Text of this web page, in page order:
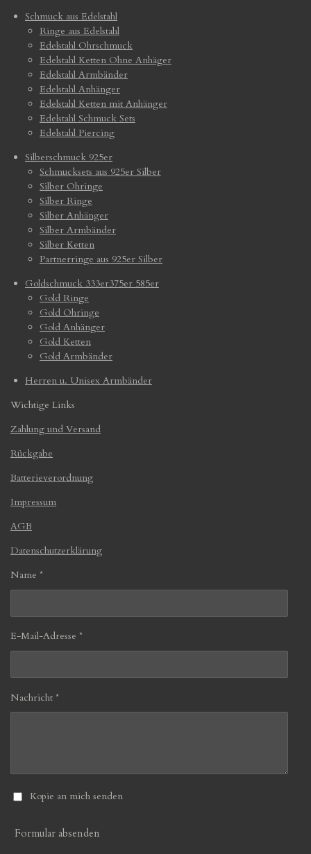
Schmuck aus Edelstahl
Ringe aus Edelstahl
Edelstahl Ohrschmuck
Edelstahl Ketten Ohne Anhäger
Edelstahl Armbänder
Edelstahl Anhänger
Edelstahl Ketten mit Anhänger
Edelstahl Schmuck Sets
Edelstahl Piercing
Silberschmuck 925er
Schmucksets aus 925er Silber
Silber Ohringe
Silber Ringe
Silber Anhänger
Silber Armbänder
Silber Ketten
Partnerringe aus 925er Silber
Goldschmuck 333er375er 585er
Gold Ringe
Gold Ohringe
Gold Anhänger
Gold Ketten
Gold Armbänder
Herren u. Unisex Armbänder
Wichtige Links
Zahlung und Versand
Rückgabe
Batterieverordnung
Impressum
AGB
Datenschutzerklärung
Name *
E-Mail-Adresse *
Nachricht *
Kopie an mich senden
Formular absenden